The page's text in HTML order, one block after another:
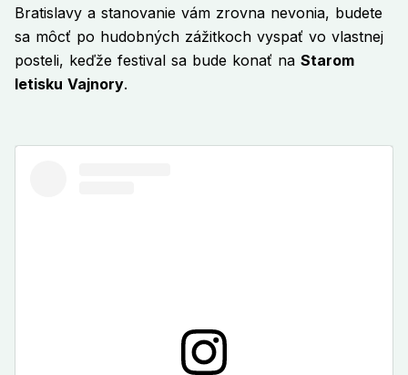
Bratislavy a stanovanie vám zrovna nevonia, budete
sa môcť po hudobných zážitkoch vyspať vo vlastnej
posteli, keďže festival sa bude konať na Starom
letisku Vajnory.